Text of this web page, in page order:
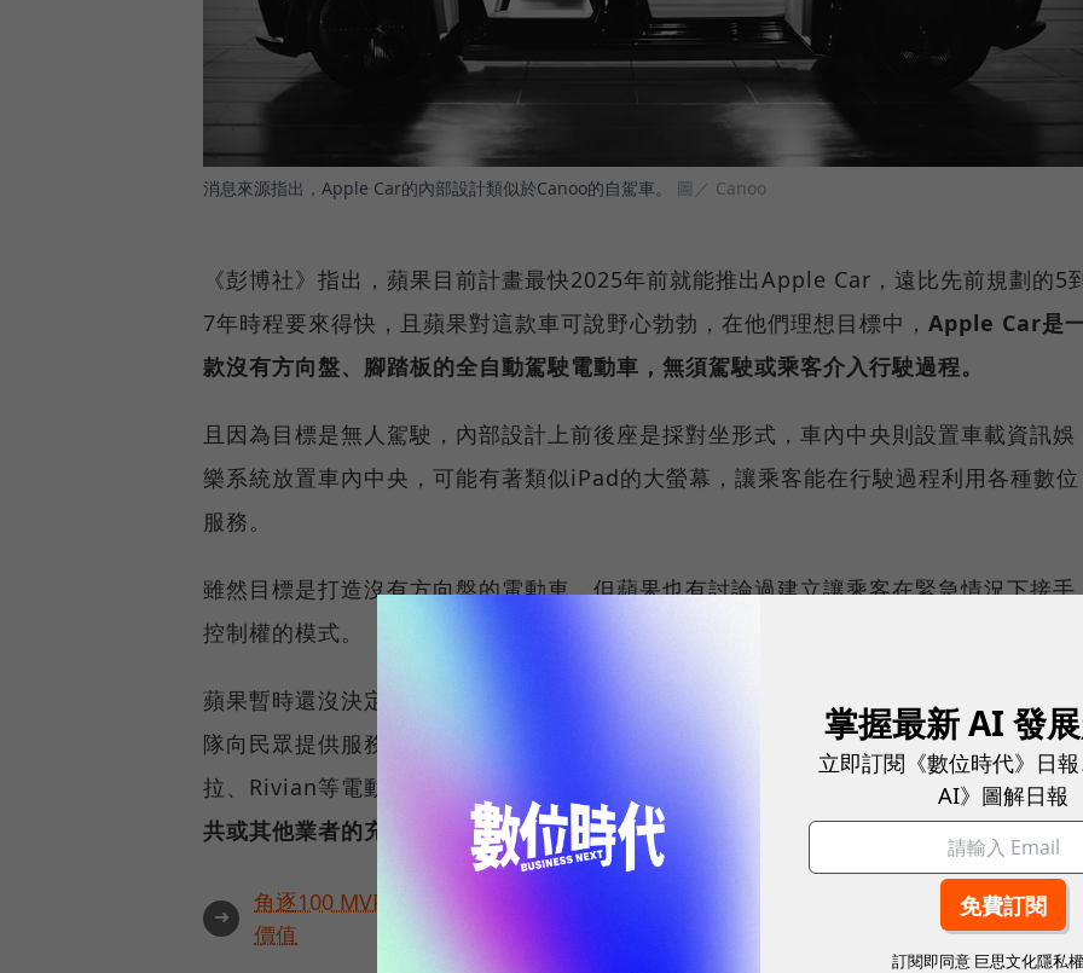
消息來源指出，Apple Car的內部設計類似於Canoo的自駕車。 圖／ Canoo
《彭博社》指出，蘋果目前計畫最快2025年前就能推出Apple Car，遠比先前規劃的5
7年時程要來得快，且蘋果對這款車可說野心勃勃，在他們理想目標中， Apple Car是
款沒有方向盤、腳踏板的全自動駕駛電動車，無須駕駛或乘客介入行駛過程。
且因為目標是無人駕駛，內部設計上前後座是採對坐形式，車內中央則設置車載資訊娛
樂系統放置車內中央，可能有著類似iPad的大螢幕，讓乘客能在行駛過程利用各種數位
服務。
雖然目標是打造沒有方向盤的電動車，但蘋果也有討論過建立讓乘客在緊急情況下接手
控制權的模式。
蘋果暫時還沒決定Apple Car的商業模式，是像Waymo一樣仿照共享乘車服務，建立
隊向民眾提供服務，又或者單純銷售電動車，還沒有定論。另外，蘋果並不打算同特斯
拉、Rivian等電動車新創，建立自己的充電網路，
而是採用通用規格，讓車主能利用公
共或其他業者的充電站。
➜
角逐100 MVP盛典雙重榮耀！國際品牌X經理人特別肯定，展現AI時代最具潛力的核心
價值
掌握最新 AI 發
立即訂閱《數位時代》日
AI》圖解日報
訂閱即同意 巨思文化隱私